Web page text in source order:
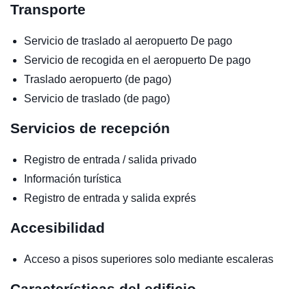
Transporte
Servicio de traslado al aeropuerto De pago
Servicio de recogida en el aeropuerto De pago
Traslado aeropuerto (de pago)
Servicio de traslado (de pago)
Servicios de recepción
Registro de entrada / salida privado
Información turística
Registro de entrada y salida exprés
Accesibilidad
Acceso a pisos superiores solo mediante escaleras